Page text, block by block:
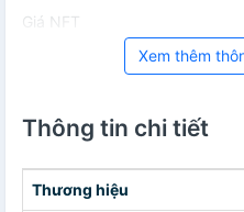
Giá NFT
Xem thêm
Thông tin chi tiết
Thương hiệu